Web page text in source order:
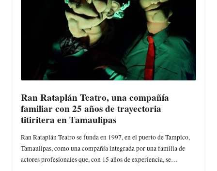
Ran Rataplán Teatro, una compañía
familiar con 25 años de trayectoria
titiritera en Tamaulipas
Ran Rataplán Teatro se funda en 1997, en el puerto de Tampico,
Tamaulipas, como una compañía integrada por una familia de
actores profesionales que, con 15 años de experiencia, se…